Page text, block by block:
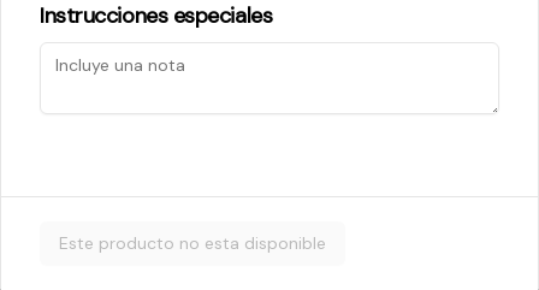
$5.200
$5.800
Instrucciones especiales
Este producto no esta disponible